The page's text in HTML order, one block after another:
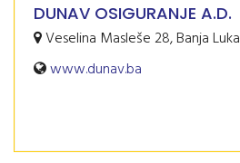
DUNAV OSIGURANJE A.D.
Veselina Masleše 28, Banja Luka
www.dunav.ba